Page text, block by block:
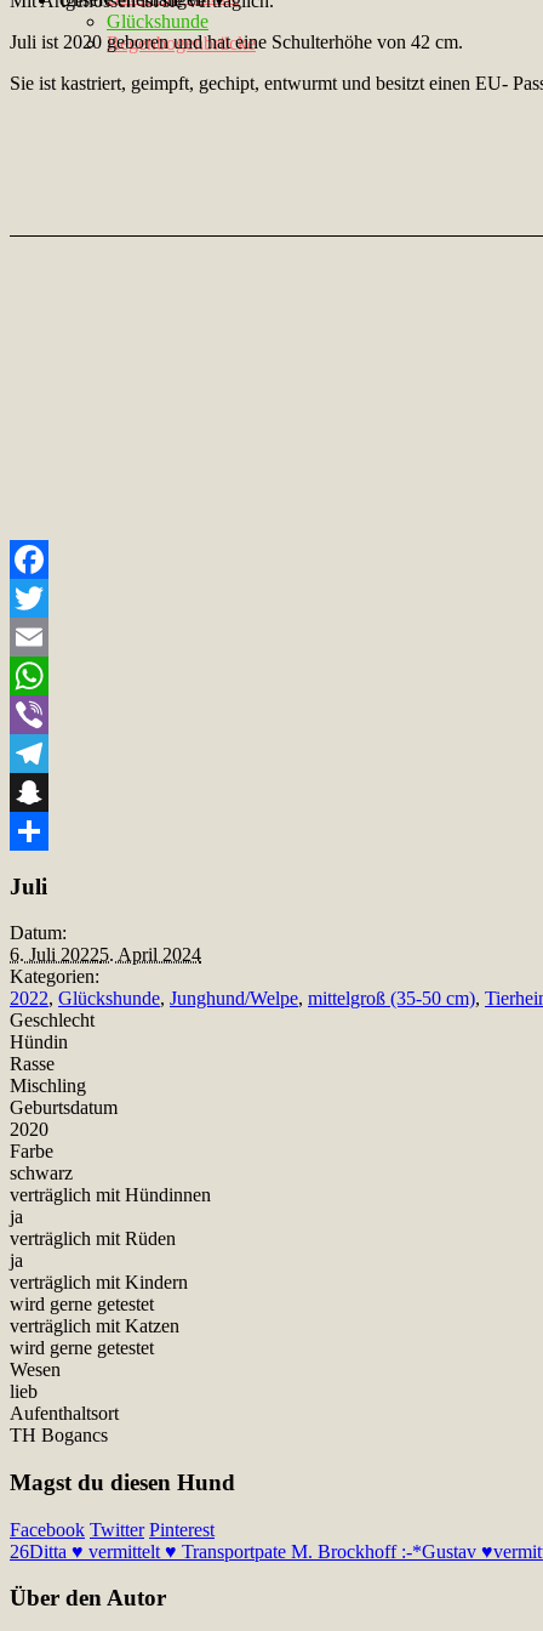
Glückshunde
Regenbogenbrücke
Juli ist 2020 geboren und hat eine Schulterhöhe von 42 cm.
Sie ist kastriert, geimpft, gechipt, entwurmt und besitzt einen EU-
Facebook
Twitter
Email
WhatsApp
Viber
Telegram
Snapchat
Juli
Datum:
6. Juli 20225. April 2024
Kategorien:
2022, Glückshunde, Junghund/Welpe, mittelgroß (35-50 cm),
Geschlecht
Hündin
Rasse
Mischling
Geburtsdatum
2020
Farbe
schwarz
verträglich mit Hündinnen
ja
verträglich mit Rüden
ja
verträglich mit Kindern
wird gerne getestet
verträglich mit Katzen
wird gerne getestet
Wesen
lieb
Aufenthaltsort
TH Bogancs
Magst du diesen Hund
Facebook Twitter Pinterest
26Ditta ♥ vermittelt ♥ Transportpate M. Brockhoff :-*Gustav
Über den Autor